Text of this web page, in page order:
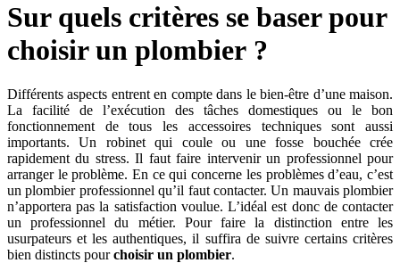
Sur quels critères se baser pour
choisir un plombier ?
Différents aspects entrent en compte dans le bien-être d’une maison.
La facilité de l’exécution des tâches domestiques ou le bon
fonctionnement de tous les accessoires techniques sont aussi
importants. Un robinet qui coule ou une fosse bouchée crée
rapidement du stress. Il faut faire intervenir un professionnel pour
arranger le problème. En ce qui concerne les problèmes d’eau, c’est
un plombier professionnel qu’il faut contacter. Un mauvais plombier
n’apportera pas la satisfaction voulue. L’idéal est donc de contacter
un professionnel du métier. Pour faire la distinction entre les
usurpateurs et les authentiques, il suffira de suivre certains critères
bien distincts pourchoisir un plombier.